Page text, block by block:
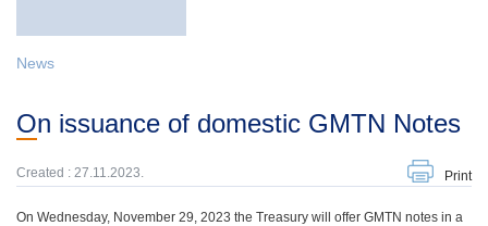
News
On issuance of domestic GMTN Notes
Created : 27.11.2023. Print
On Wednesday, November 29, 2023 the Treasury will offer GMTN notes in a